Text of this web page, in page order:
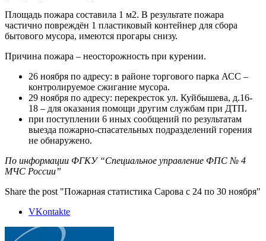
Площадь пожара составила 1 м2. В результате пожара
частично повреждён 1 пластиковый контейнер для сбора
бытового мусора, имеются прогары снизу.
Причина пожара – неосторожность при курении.
26 ноября по адресу: в районе торгового парка АСС –
контролируемое сжигание мусора.
29 ноября по адресу: перекресток ул. Куйбышева, д.16-
18 – для оказания помощи другим службам при ДТП.
при поступлении 6 иных сообщений по результатам
выезда пожарно-спасательных подразделений горения
не обнаружено.
По информации ФГКУ “Специальное управление ФПС № 4
МЧС России”
Share the post "Пожарная статистика Сарова с 24 по 30 ноября"
VKontakte